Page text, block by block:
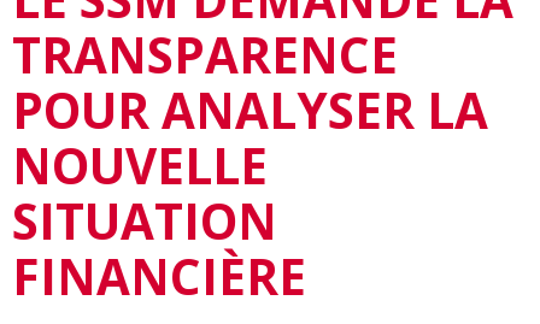
TRANSPARENCE
POUR ANALYSER LA
NOUVELLE
SITUATION
FINANCIÈRE